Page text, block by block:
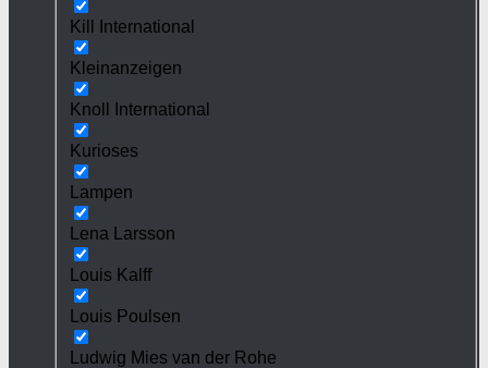
Kill International
Kleinanzeigen
Knoll International
Kurioses
Lampen
Lena Larsson
Louis Kalff
Louis Poulsen
Ludwig Mies van der Rohe